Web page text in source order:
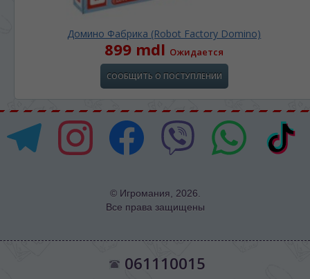
Домино Фабрика (Robot Factory Domino)
899 mdl Ожидается
СООБЩИТЬ О ПОСТУПЛЕНИИ
© Игромания, 2026.
Все права защищены
061110015